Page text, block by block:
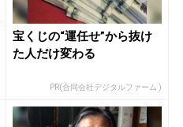
宝くじの“運任せ”から抜け
た人だけ変わる
PR(合同会社デジタルファーム )